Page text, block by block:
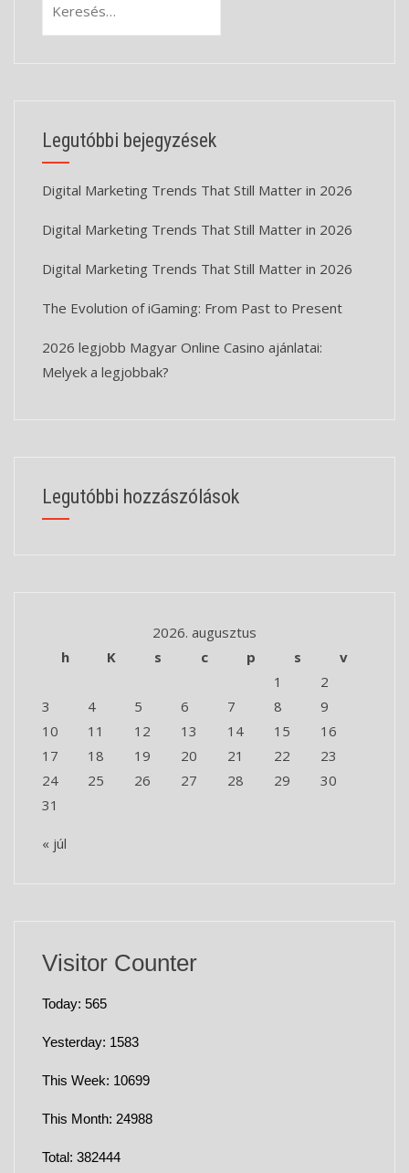
Legutóbbi bejegyzések
Digital Marketing Trends That Still Matter in 2026
Digital Marketing Trends That Still Matter in 2026
Digital Marketing Trends That Still Matter in 2026
The Evolution of iGaming: From Past to Present
2026 legjobb Magyar Online Casino ajánlatai:
Melyek a legjobbak?
Legutóbbi hozzászólások
2026. augusztus
h
K s c p s
v
1
2
3
4 5 6 7 8
9
10
11 12 13 14 15
16
17
18 19 20 21 22
23
24
25 26 27 28 29
30
31
« júl
Visitor Counter
Today: 565
Yesterday: 1583
This Week: 10699
This Month: 24988
Total: 382444